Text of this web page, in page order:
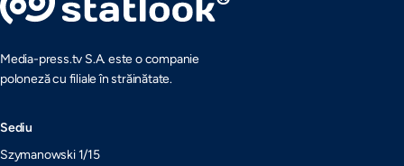
Media-press.tv S.A. este o companie
poloneză cu filiale în străinătate.
Sediu
Szymanowski 1/15